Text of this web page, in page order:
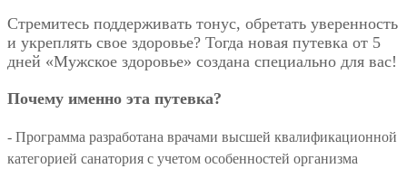
Стремитесь поддерживать тонус, обретать уверенность
и укреплять свое здоровье? Тогда новая путевка от 5
дней «Мужское здоровье» создана специально для вас!
Почему именно эта путевка?
- Программа разработана врачами высшей квалификационной
категорией санатория с учетом особенностей организма